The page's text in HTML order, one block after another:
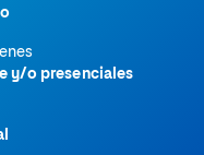
y/o presenciales